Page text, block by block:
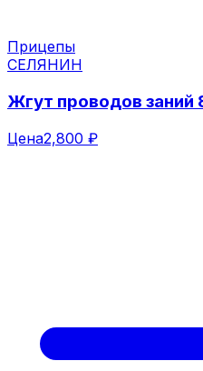
Прицепы
СЕЛЯНИН
Жгут проводов
Цена2,800 ₽